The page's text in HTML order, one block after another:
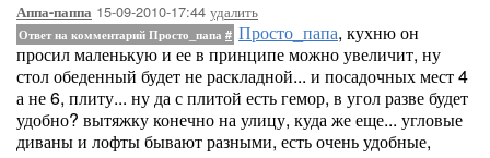
Аппа-паппа 15-09-2010-17:44 удалить
Ответ на комментарий Просто_папа # Просто_папа, кухню он
просил маленькую и ее в принципе можно увеличит, ну
стол обеденный будет не раскладной... и посадочных мест 4
а не 6, плиту... ну да с плитой есть гемор, в угол разве будет
удобно? вытяжку конечно на улицу, куда же еще... угловые
диваны и лофты бывают разными, есть очень удобные,